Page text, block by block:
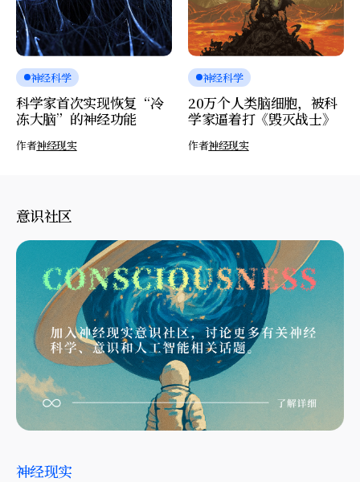
神经科学
科学家首次实现恢复“冷
冻大脑”的神经功能
作者神经现实
神经科学
20万个人类脑细胞，被科
学家逼着打《毁灭战士》
作者神经现实
意识社区
神经现实